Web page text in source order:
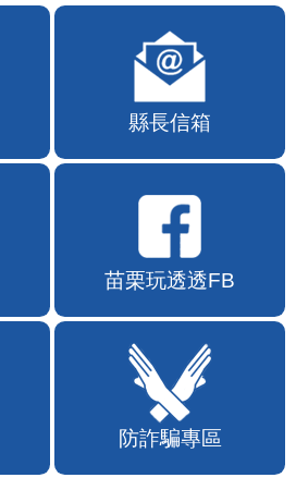
縣長信箱
苗栗玩透透FB
防詐騙專區